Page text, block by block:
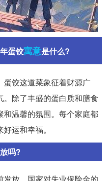
蛋饺寓意是什么?
蛋饺这道菜象征着财源广
除了丰盛的蛋白质和膳食
温馨的氛围。每个家庭都
运和幸福。
吗?
放。国家对失业保险金的